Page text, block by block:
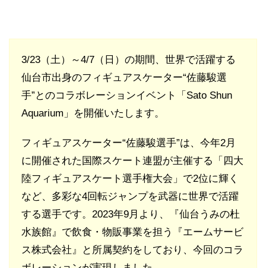
3/23（土）～4/7（日）の期間、世界で活躍する
仙台市出身のフィギュアスケーター“佐藤駿選
手”とのコラボレーションイベント「Sato Shun
Aquarium」を開催いたします。
フィギュアスケーター“佐藤駿選手”は、今年2月
に開催された国際スケート連盟が主催する「四⼤
陸フィギュアスケート選手権⼤会」で2位に輝く
など、多彩な4回転ジャンプを武器に世界で活躍
する選手です。2023年9月より、『仙台うみの杜
水族館』で飲食・物販事業を担う『エームサービ
ス株式会社』と所属契約をしており、今回のコラ